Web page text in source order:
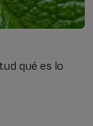
qué es lo